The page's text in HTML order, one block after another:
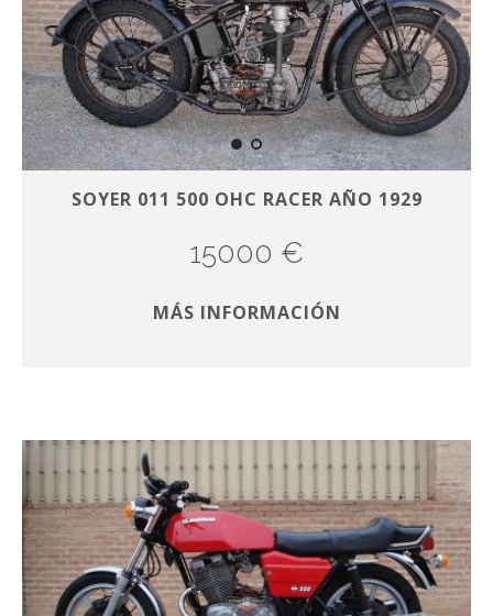
SOYER 011 500 OHC RACER AÑO 1929
15000 €
MÁS INFORMACIÓN